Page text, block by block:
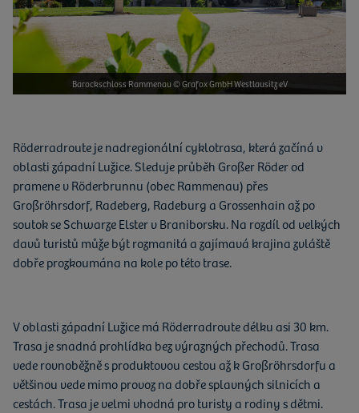
Barockschloss Rammenau © Grafox GmbH Westlausitz eV
Röderradroute je nadregionální cyklotrasa, která začíná v
oblasti západní Lužice. Sleduje průběh Großer Röder od
pramene v Röderbrunnu (obec Rammenau) přes
Großröhrsdorf, Radeberg, Radeburg a Grossenhain až po
soutok se Schwarze Elster v Braniborsku. Na rozdíl od velkých
davů turistů může být rozmanitá a zajímavá krajina zvláště
dobře prozkoumána na kole po této trase.
V oblasti západní Lužice má Röderradroute délku asi 30 km.
Trasa je snadná prohlídka bez výrazných přechodů. Trasa
vede rovnoběžně s produktovou cestou až k Großröhrsdorfu a
většinou vede mimo provoz na dobře splavných silnicích a
cestách. Trasa je velmi vhodná pro turisty a rodiny s dětmi.